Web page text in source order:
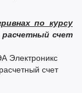
по курсу
расчетный счет
Электроникс
счет